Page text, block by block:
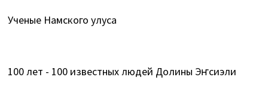
Ученые Намского улуса
100 лет - 100 известных людей Долины Эҥсиэли